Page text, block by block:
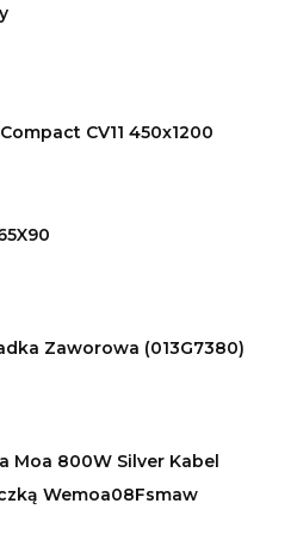
CV11 450x1200
Zaworowa (013G7380)
Moa 800W Silver Kabel
Wemoa08Fsmaw